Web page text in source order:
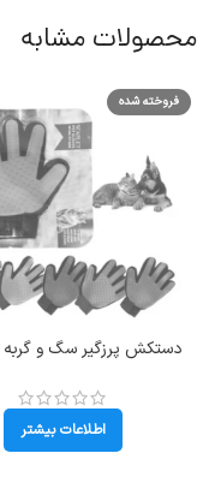
محصولات مشابه
فروخته شده
دستکش پرزگیر سگ و گربه
اطلاعات بیشتر